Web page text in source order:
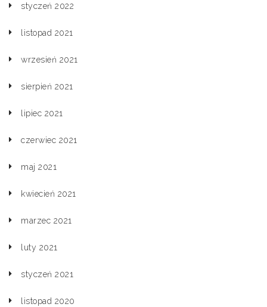
styczeń 2022
listopad 2021
wrzesień 2021
sierpień 2021
lipiec 2021
czerwiec 2021
maj 2021
kwiecień 2021
marzec 2021
luty 2021
styczeń 2021
listopad 2020